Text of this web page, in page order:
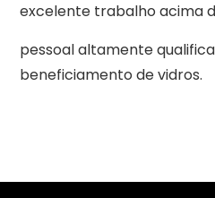
excelente trabalho acima
pessoal altamente
beneficiamento de vidros.